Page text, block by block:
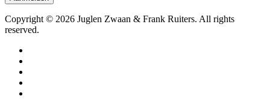
Copyright © 2026 Juglen Zwaan & Frank Ruiters. All rights
reserved.